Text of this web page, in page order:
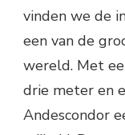
vinden we de
een van de
wereld. Met
drie meter en
Andescondor